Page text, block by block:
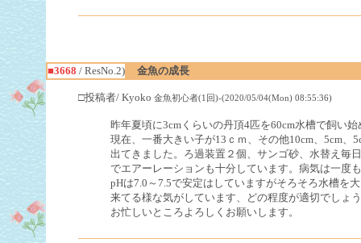
■3668 / ResNo.2) 金魚の成長
□投稿者/ Kyoko 金魚初心者(1回)-(2020/05/04(Mon) 08:55:36)
昨年夏頃に3cmくらいの丹頂4匹を60cm水槽で飼い始
現在、一番大きい子が13ｃｍ、その他10cm、5cm、
出てきました。ろ過装置２個、サンゴ砂、水替え毎
でエアーレーションも十分しています。病気は一度
pHは7.0～7.5で安定はしていますがそろそろ水槽を
来てる様な気がしています、どの程度が適切でしょ
お忙しいところよろしくお願いします。